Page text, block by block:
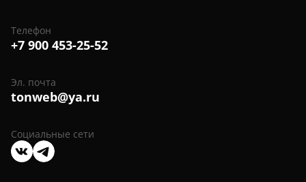
Телефон
+7 900 453-25-52
Эл. почта
tonweb@ya.ru
Социальные сети
Мы
в
Мы
в